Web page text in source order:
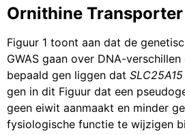
Ornithine Transporter
Figuur 1 toont aan dat de
GWAS gaan over DNA-
bepaald gen liggen dat SLC25A15
gen in dit Figuur dat een
geen eiwit aanmaakt en minder
fysiologische functie te wijzigen